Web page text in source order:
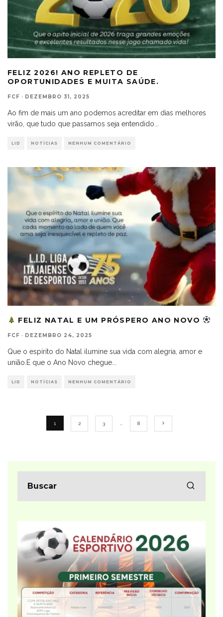
FELIZ 2026! ANO REPLETO DE
OPORTUNIDADES E MUITA SAÚDE.
FCF · DEZEMBRO 31, 2025
Ao fim de mais um ano podemos acreditar em dias melhores
virão, que tudo que passamos seja entendido
LID NOTÍCIAS NENHUM COMENTÁRIO
FELIZ NATAL E UM PRÓSPERO ANO NOVO
FCF · DEZEMBRO 24, 2025
Que o espírito do Natal ilumine sua vida com alegria, amor e
união.E que o Ano Novo chegue
LID NOTÍCIAS NENHUM COMENTÁRIO
1 2 3 8